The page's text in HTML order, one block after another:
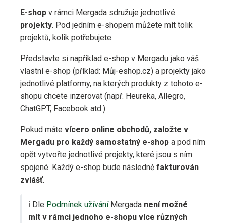
E-shop v rámci Mergada sdružuje jednotlivé
projekty. Pod jedním e-shopem můžete mít tolik
projektů, kolik potřebujete.
Představte si například e-shop v Mergadu jako váš
vlastní e-shop (příklad: Můj-eshop.cz) a projekty jako
jednotlivé platformy, na kterých produkty z tohoto e-
shopu chcete inzerovat (např. Heureka, Allegro,
ChatGPT, Facebook atd.)
Pokud máte vícero online obchodů, založte v
Mergadu pro každý samostatný e-shop a pod ním
opět vytvořte jednotlivé projekty, které jsou s ním
spojené. Každý e-shop bude následně fakturován
zvlášť.
ℹ️ Dle Podmínek užíváníMergada není možné
mít v rámci jednoho e-shopu více různých